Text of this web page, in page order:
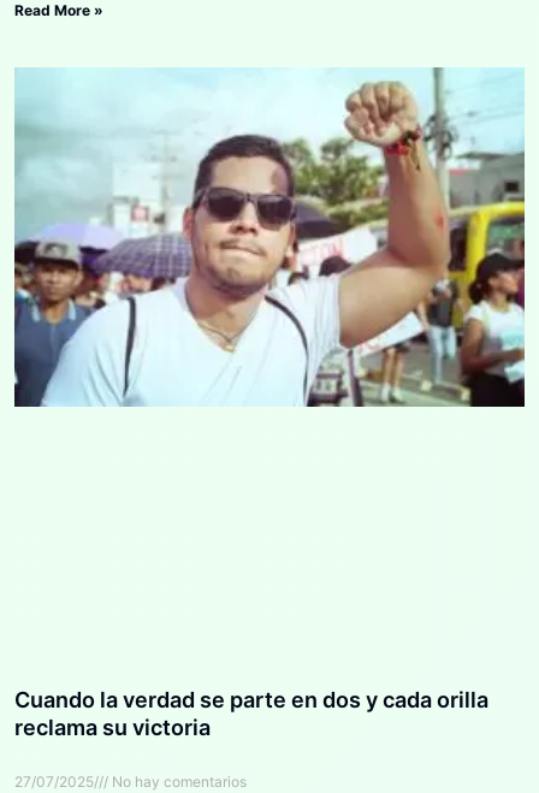
Read More »
Cuando la verdad se parte en dos y cada orilla
reclama su victoria
27/07/2025 No hay comentarios